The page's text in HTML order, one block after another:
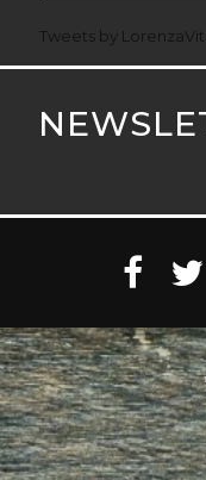
Tweets by